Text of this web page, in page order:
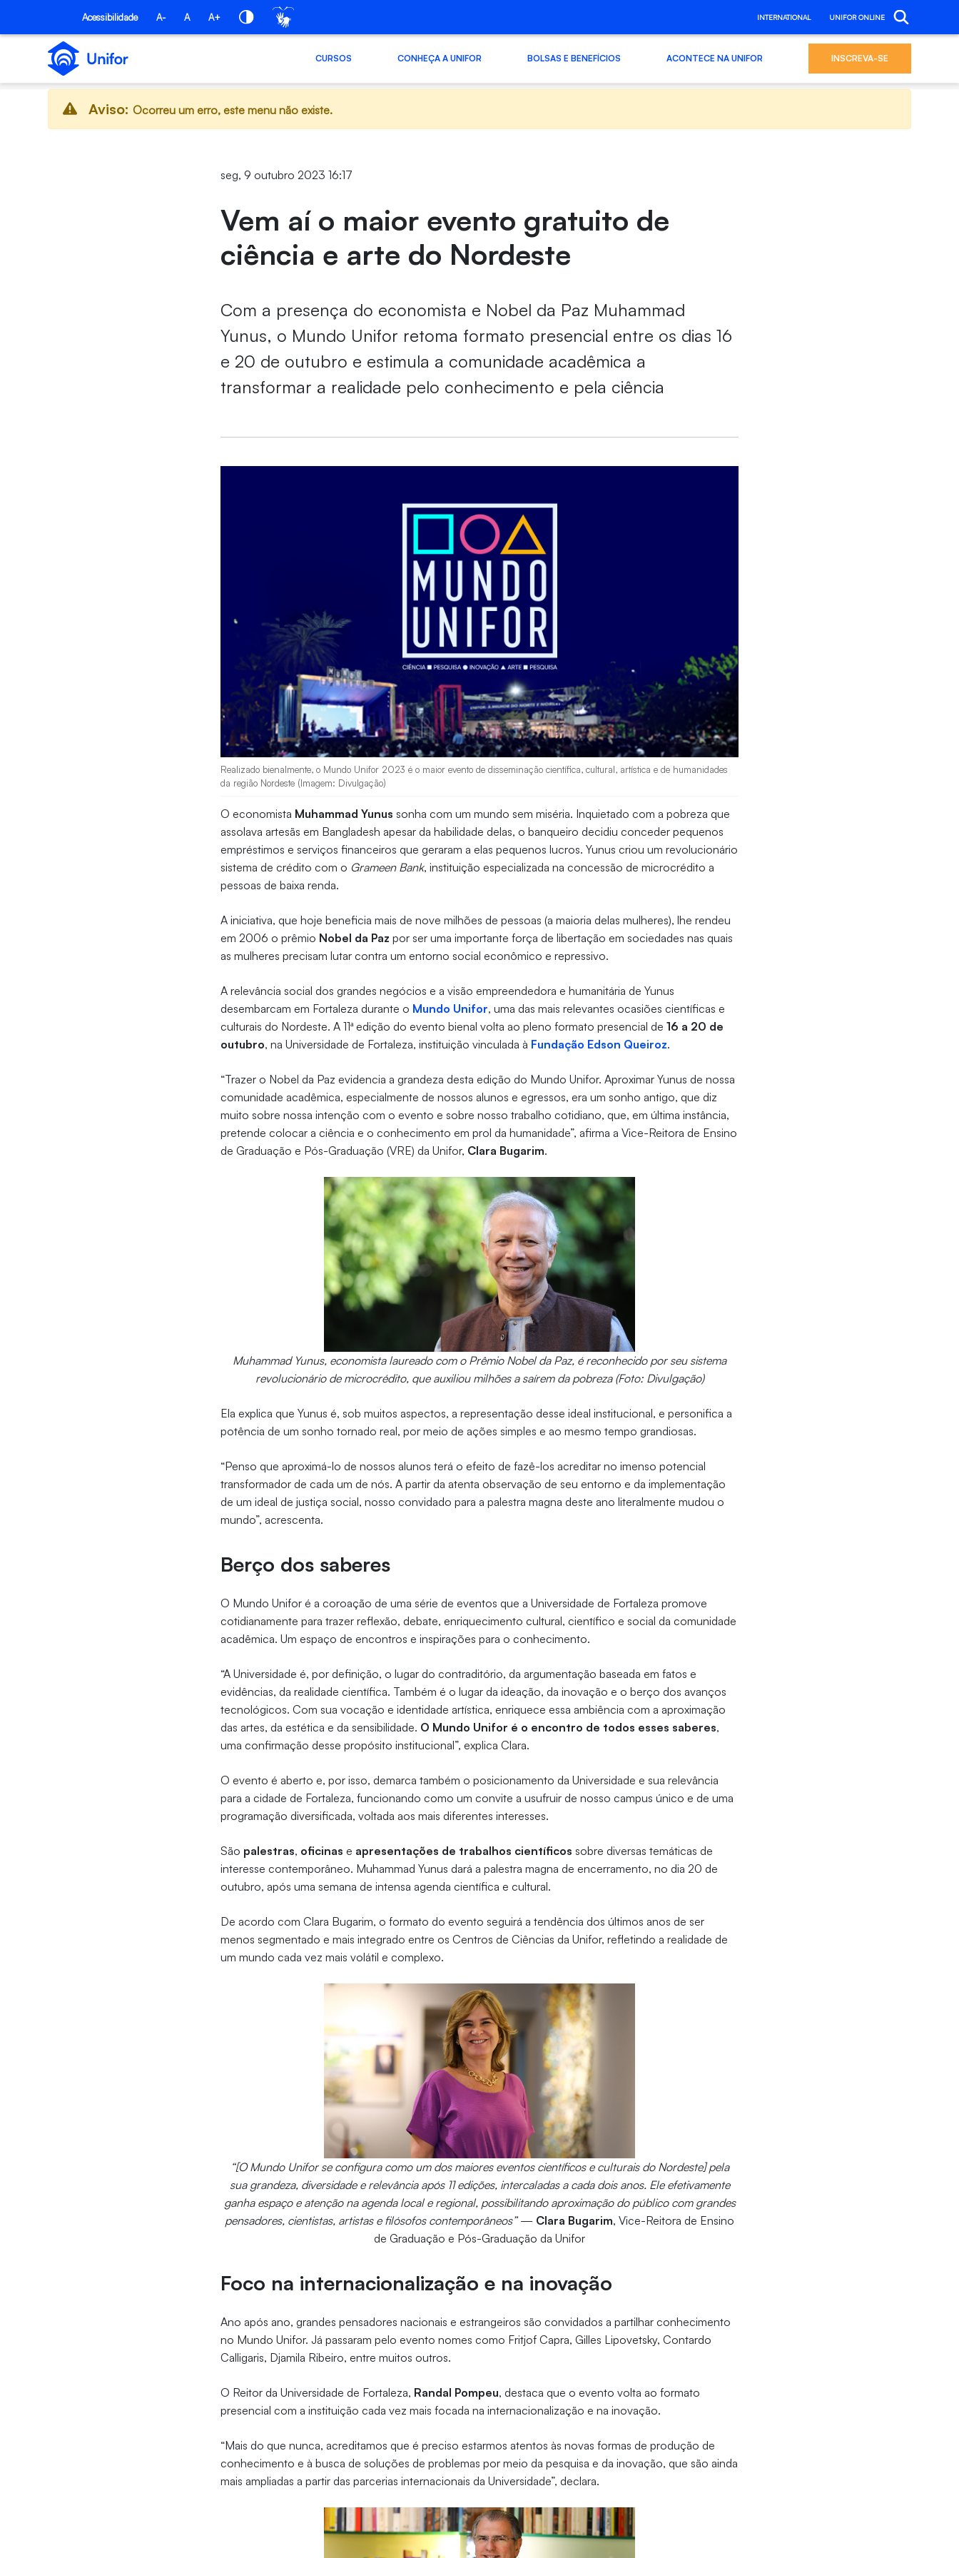
Pular para o Conteúdo principal
Acessibilidade A- A A+ INTERNATIONAL UNIFOR ONLINE
CURSOS CONHEÇA A UNIFOR BOLSAS E BENEFÍCIOS ACONTECE NA UNIFOR INSCREVA-SE
Aviso: Ocorreu um erro, este menu não existe.
seg, 9 outubro 2023 16:17
Vem aí o maior evento gratuito de
ciência e arte do Nordeste
Com a presença do economista e Nobel da Paz Muhammad
Yunus, o Mundo Unifor retoma formato presencial entre os dias 16
e 20 de outubro e estimula a comunidade acadêmica a
transformar a realidade pelo conhecimento e pela ciência
Realizado bienalmente, o Mundo Unifor 2023 é o maior evento de disseminação científica, cultural, artística e de humanidades
da região Nordeste (Imagem: Divulgação)
O economista Muhammad Yunus sonha com um mundo sem miséria. Inquietado com a pobreza que
assolava artesãs em Bangladesh apesar da habilidade delas, o banqueiro decidiu conceder pequenos
empréstimos e serviços financeiros que geraram a elas pequenos lucros. Yunus criou um revolucionário
sistema de crédito com o Grameen Bank, instituição especializada na concessão de microcrédito a
pessoas de baixa renda.
A iniciativa, que hoje beneficia mais de nove milhões de pessoas (a maioria delas mulheres), lhe rendeu
em 2006 o prêmio Nobel da Paz por ser uma importante força de libertação em sociedades nas quais
as mulheres precisam lutar contra um entorno social econômico e repressivo.
A relevância social dos grandes negócios e a visão empreendedora e humanitária de Yunus
desembarcam em Fortaleza durante o Mundo Unifor, uma das mais relevantes ocasiões científicas e
culturais do Nordeste. A 11ª edição do evento bienal volta ao pleno formato presencial de16 a 20 de
outubro, na Universidade de Fortaleza, instituição vinculada à Fundação Edson Queiroz.
“Trazer o Nobel da Paz evidencia a grandeza desta edição do Mundo Unifor. Aproximar Yunus de nossa
comunidade acadêmica, especialmente de nossos alunos e egressos, era um sonho antigo, que diz
muito sobre nossa intenção com o evento e sobre nosso trabalho cotidiano, que, em última instância,
pretende colocar a ciência e o conhecimento em prol da humanidade”, afirma a Vice-Reitora de Ensino
de Graduação e Pós-Graduação (VRE) da Unifor, Clara Bugarim.
Muhammad Yunus, economista laureado com o Prêmio Nobel da Paz, é reconhecido por seu sistema
revolucionário de microcrédito, que auxiliou milhões a saírem da pobreza (Foto: Divulgação)
Ela explica que Yunus é, sob muitos aspectos, a representação desse ideal institucional, e personifica a
potência de um sonho tornado real, por meio de ações simples e ao mesmo tempo grandiosas.
“Penso que aproximá-lo de nossos alunos terá o efeito de fazê-los acreditar no imenso potencial
transformador de cada um de nós. A partir da atenta observação de seu entorno e da implementação
de um ideal de justiça social, nosso convidado para a palestra magna deste ano literalmente mudou o
mundo”, acrescenta.
Berço dos saberes
O Mundo Unifor é a coroação de uma série de eventos que a Universidade de Fortaleza promove
cotidianamente para trazer reflexão, debate, enriquecimento cultural, científico e social da comunidade
acadêmica. Um espaço de encontros e inspirações para o conhecimento.
“A Universidade é, por definição, o lugar do contraditório, da argumentação baseada em fatos e
evidências, da realidade científica. Também é o lugar da ideação, da inovação e o berço dos avanços
tecnológicos. Com sua vocação e identidade artística, enriquece essa ambiência com a aproximação
das artes, da estética e da sensibilidade. O Mundo Unifor é o encontro de todos esses saberes,
uma confirmação desse propósito institucional”, explica Clara.
O evento é aberto e, por isso, demarca também o posicionamento da Universidade e sua relevância
para a cidade de Fortaleza, funcionando como um convite a usufruir de nosso campus único e de uma
programação diversificada, voltada aos mais diferentes interesses.
São palestras, oficinas e apresentações de trabalhos científicos sobre diversas temáticas de
interesse contemporâneo. Muhammad Yunus dará a palestra magna de encerramento, no dia 20 de
outubro, após uma semana de intensa agenda científica e cultural.
De acordo com Clara Bugarim, o formato do evento seguirá a tendência dos últimos anos de ser
menos segmentado e mais integrado entre os Centros de Ciências da Unifor, refletindo a realidade de
um mundo cada vez mais volátil e complexo.
“[O Mundo Unifor se configura como um dos maiores eventos científicos e culturais do Nordeste] pela
sua grandeza, diversidade e relevância após 11 edições, intercaladas a cada dois anos. Ele efetivamente
ganha espaço e atenção na agenda local e regional, possibilitando aproximação do público com grandes
pensadores, cientistas, artistas e filósofos contemporâneos”— Clara Bugarim, Vice-Reitora de Ensino
de Graduação e Pós-Graduação da Unifor
Foco na internacionalização e na inovação
Ano após ano, grandes pensadores nacionais e estrangeiros são convidados a partilhar conhecimento
no Mundo Unifor. Já passaram pelo evento nomes como Fritjof Capra, Gilles Lipovetsky, Contardo
Calligaris, Djamila Ribeiro, entre muitos outros.
O Reitor da Universidade de Fortaleza, Randal Pompeu, destaca que o evento volta ao formato
presencial com a instituição cada vez mais focada na internacionalização e na inovação.
“Mais do que nunca, acreditamos que é preciso estarmos atentos às novas formas de produção de
conhecimento e à busca de soluções de problemas por meio da pesquisa e da inovação, que são ainda
mais ampliadas a partir das parcerias internacionais da Universidade”, declara.